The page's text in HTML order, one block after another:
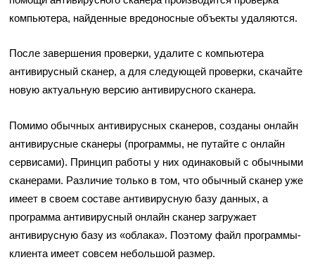
компьютера, найденные вредоносные объекты удаляются.
После завершения проверки, удалите с компьютера
антивирусный сканер, а для следующей проверки, скачайте
новую актуальную версию антивирусного сканера.
Помимо обычных антивирусных сканеров, созданы онлайн
антивирусные сканеры (программы, не путайте с онлайн
сервисами). Принцип работы у них одинаковый с обычными
сканерами. Различие только в том, что обычный сканер уже
имеет в своем составе антивирусную базу данных, а
программа антивирусный онлайн сканер загружает
антивирусную базу из «облака». Поэтому файл программы-
клиента имеет совсем небольшой размер.